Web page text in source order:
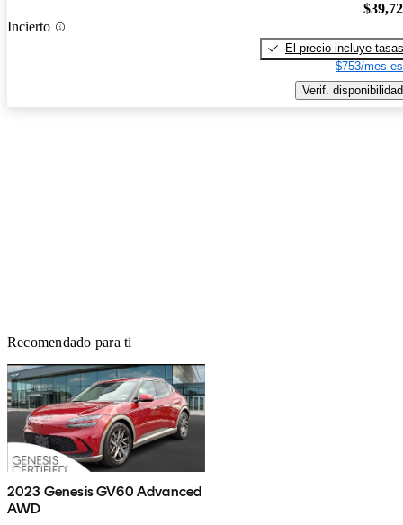
Incierto
El precio incluye tasas
$753/mes
Verif. disponibilidad
Recomendado para ti
2023 Genesis GV60 Advanced
AWD